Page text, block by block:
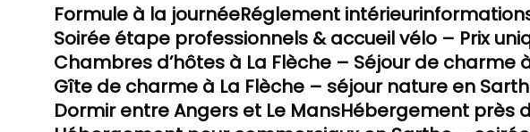
Formule à la journéeRéglement intérieur
Soirée étape professionnels & accueil vélo – Prix
Chambres d’hôtes à La Flèche – Séjour de charme
Gîte de charme à La Flèche – séjour nature en
Dormir entre Angers et Le MansHébergement près